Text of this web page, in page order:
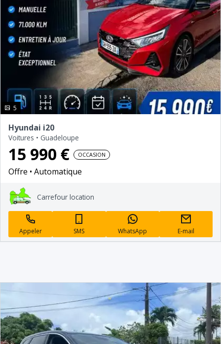
5 photo(s)
Hyundai i20
Voitures • Guadeloupe
15 990 € OCCASION
Offre Automatique
Carrefour location
Appeler SMS WhatsApp E-mail